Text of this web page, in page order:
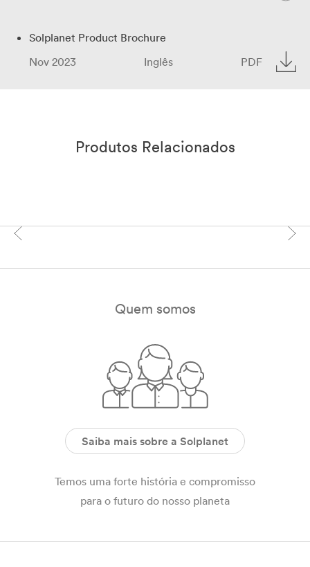
Solplanet Product Brochure
Nov 2023
Inglês PDF
Produtos Relacionados
Quem somos
Saiba mais sobre a Solplanet
Temos uma forte história e compromisso
para o futuro do nosso planeta